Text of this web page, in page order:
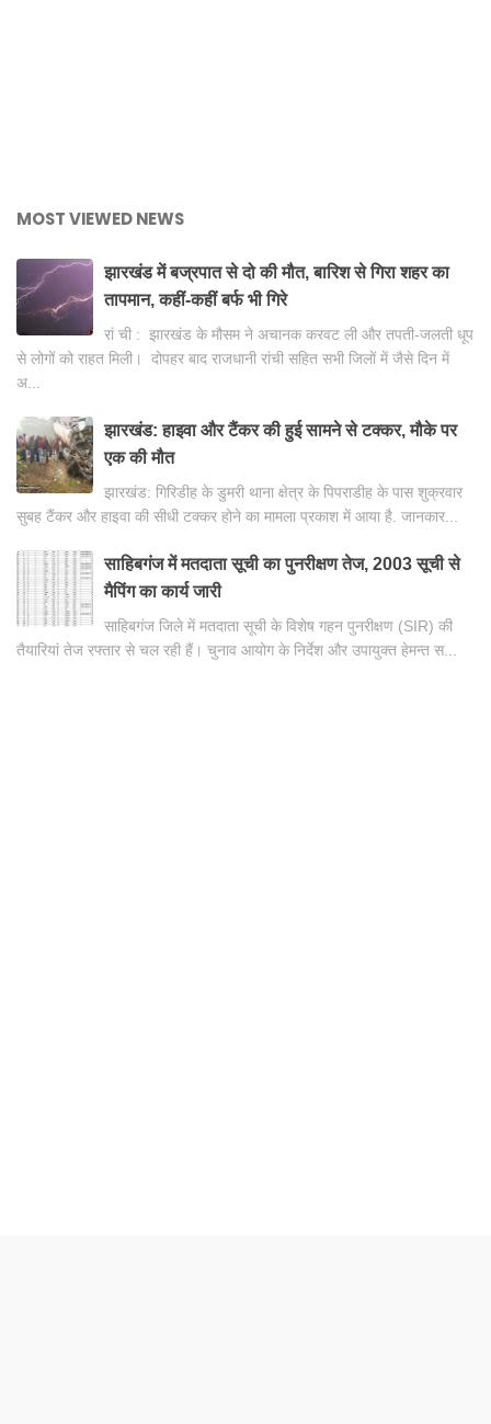
MOST VIEWED NEWS
झारखंड में बज्रपात से दो की मौत, बारिश से गिरा शहर का
तापमान, कहीं-कहीं बर्फ भी गिरे
रां ची : झारखंड के मौसम ने अचानक करवट ली और तपती-जलती धूप
से लोगों को राहत मिली। दोपहर बाद राजधानी रांची सहित सभी जिलों में जैसे दिन में
अ...
झारखंड: हाइवा और टैंकर की हुई सामने से टक्कर, मौके पर
एक की मौत
झारखंड: गिरिडीह के डुमरी थाना क्षेत्र के पिपराडीह के पास शुक्रवार
सुबह टैंकर और हाइवा की सीधी टक्कर होने का मामला प्रकाश में आया है. जानकार...
साहिबगंज में मतदाता सूची का पुनरीक्षण तेज, 2003 सूची से
मैपिंग का कार्य जारी
साहिबगंज जिले में मतदाता सूची के विशेष गहन पुनरीक्षण (SIR) की
तैयारियां तेज रफ्तार से चल रही हैं। चुनाव आयोग के निर्देश और उपायुक्त हेमन्त स...